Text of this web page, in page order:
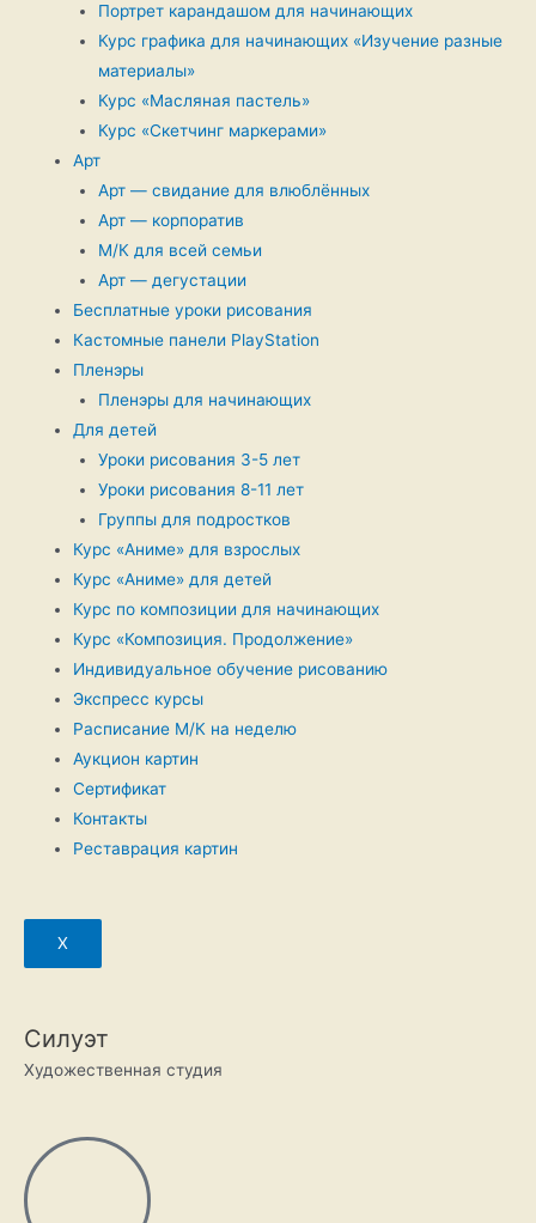
Портрет карандашом для начинающих
Курс графика для начинающих «Изучение разные
материалы»
Курс «Масляная пастель»
Курс «Скетчинг маркерами»
Арт
Арт — свидание для влюблённых
Арт — корпоратив
М/К для всей семьи
Арт — дегустации
Бесплатные уроки рисования
Кастомные панели PlayStation
Пленэры
Пленэры для начинающих
Для детей
Уроки рисования 3-5 лет
Уроки рисования 8-11 лет
Группы для подростков
Курс «Аниме» для взрослых
Курс «Аниме» для детей
Курс по композиции для начинающих
Курс «Композиция. Продолжение»
Индивидуальное обучение рисованию
Экспресс курсы
Расписание М/К на неделю
Аукцион картин
Сертификат
Контакты
Реставрация картин
X
Силуэт
Художественная студия